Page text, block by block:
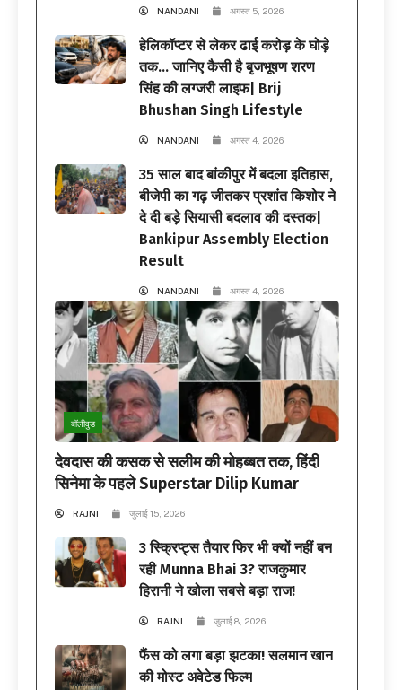
NANDANI अगस्त 5, 2026
हेलिकॉप्टर से लेकर ढाई करोड़ के घोड़े
तक… जानिए कैसी है बृजभूषण शरण
सिंह की लग्जरी लाइफ| Brij
Bhushan Singh Lifestyle
NANDANI अगस्त 4, 2026
35 साल बाद बांकीपुर में बदला इतिहास,
बीजेपी का गढ़ जीतकर प्रशांत किशोर ने
दे दी बड़े सियासी बदलाव की दस्तक|
Bankipur Assembly Election
Result
NANDANI अगस्त 4, 2026
बॉलीवुड
देवदास की कसक से सलीम की मोहब्बत तक, हिंदी
सिनेमा के पहले Superstar Dilip Kumar
RAJNI जुलाई 15, 2026
3 स्क्रिप्ट्स तैयार फिर भी क्यों नहीं बन
रही Munna Bhai 3? राजकुमार
हिरानी ने खोला सबसे बड़ा राज!
RAJNI जुलाई 8, 2026
फैंस को लगा बड़ा झटका! सलमान खान
की मोस्ट अवेटेड फिल्म